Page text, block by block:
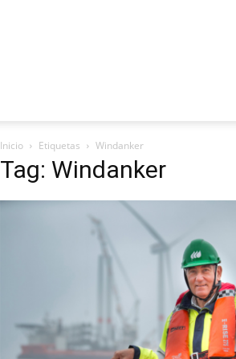
Inicio Etiquetas Windanker
Tag: Windanker